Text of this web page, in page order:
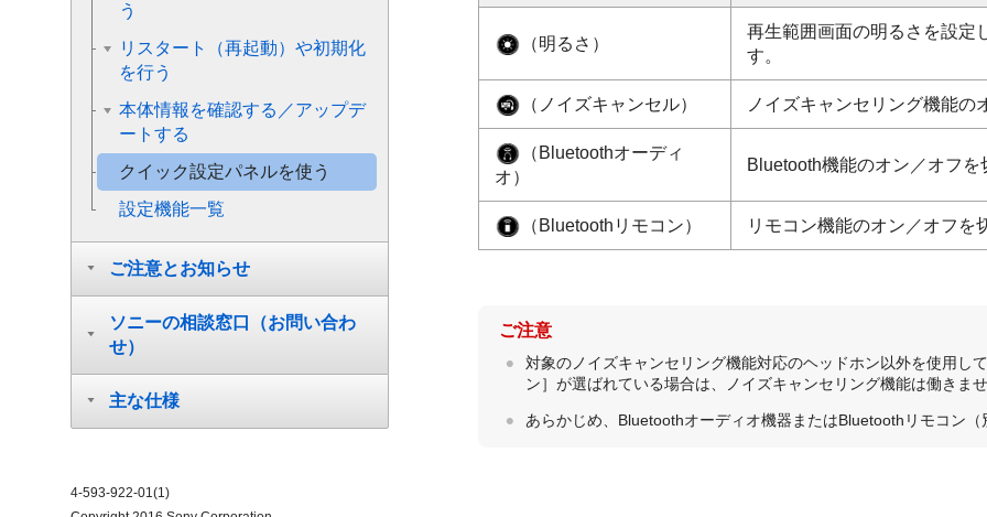
（明るさ）
再生範囲画面の明るさを設定
す。
（ノイズキャンセル） ノイズキャンセリング機能の
（Bluetoothオーディ
オ）
Bluetooth機能のオン／オフを
（Bluetoothリモコン） リモコン機能のオン／オフを
ご注意
対象のノイズキャンセリング機能対応のヘッドホン以外を使用し
ン］が選ばれている場合は、ノイズキャンセリング機能は働きま
あらかじめ、Bluetoothオーディオ機器またはBluetoothリモコン
う
リスタート（再起動）や初期化
を行う
本体情報を確認する／アップデ
ートする
クイック設定パネルを使う
設定機能一覧
ご注意とお知らせ
ソニーの相談窓口（お問い合わ
せ）
主な仕様
4-593-922-01(1)